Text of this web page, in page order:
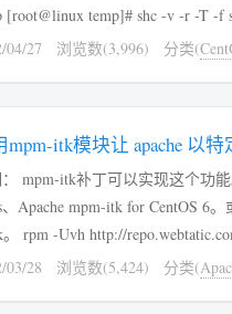
04/27
浏览数(3,996) 分类(
mpm-itk模块让 apache 以
mpm-itk补丁可以实现这个功
Apache mpm-itk for CentOS 6。或者参考
03/28
浏览数(5,424) 分类(